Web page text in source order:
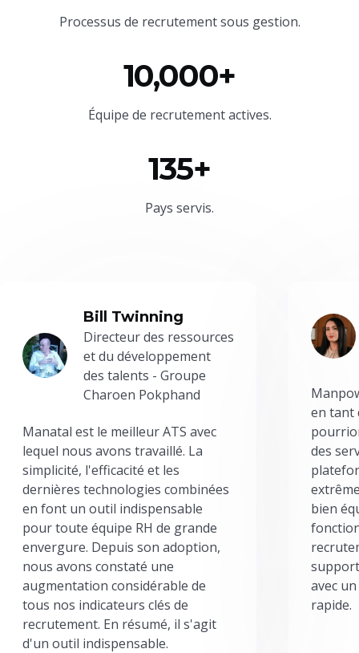
Processus de recrutement sous gestion.
10,000+
Équipe de recrutement actives.
135+
Pays servis.
Bill Twinning
Directeur des ressources
et du développement
des talents - Groupe
Charoen Pokphand
Manatal est le meilleur ATS avec
lequel nous avons travaillé. La
simplicité, l'efficacité et les
dernières technologies combinées
en font un outil indispensable
pour toute équipe RH de grande
envergure. Depuis son adoption,
nous avons constaté une
augmentation considérable de
tous nos indicateurs clés de
recrutement. En résumé, il s'agit
d'un outil indispensable.
en tant
des
bien
avec
rapide.